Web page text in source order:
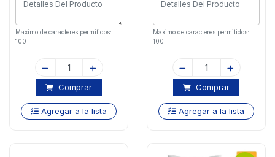
Maximo de caracteres permitidos:
100
Comprar
Agregar a la lista
Maximo de caracteres permitidos:
100
Comprar
Agregar a la lista